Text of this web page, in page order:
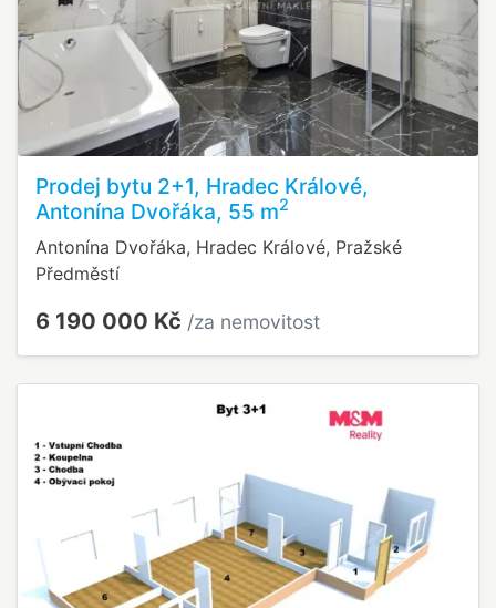
Prodej bytu 2+1, Hradec Králové,
Antonína Dvořáka, 55 m2
Antonína Dvořáka, Hradec Králové, Pražské
Předměstí
6 190 000 Kč /za nemovitost